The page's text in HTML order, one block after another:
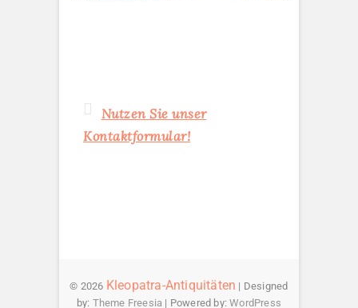
Nutzen Sie unser
Kontaktformular!
© 2026 Kleopatra-Antiquitäten | Designed
by: Theme Freesia | Powered by:WordPress